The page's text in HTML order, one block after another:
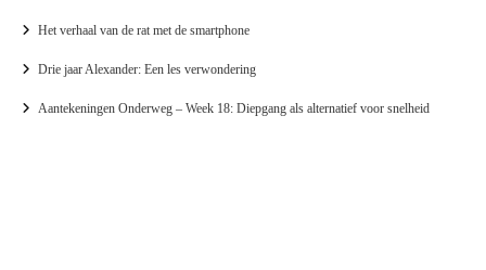
Het verhaal van de rat met de smartphone
Drie jaar Alexander: Een les verwondering
Aantekeningen Onderweg – Week 18: Diepgang als alternatief voor snelheid